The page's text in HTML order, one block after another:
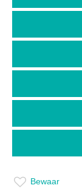
Bewaar